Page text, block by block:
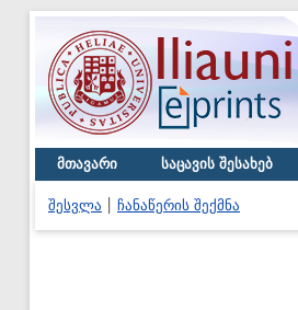
მთავარი საცავის შესახებ
შესვლა ჩანაწერის შექმნა